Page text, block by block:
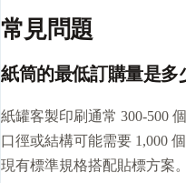
常見問題
紙筒的最低訂購量是多
紙罐客製印刷通常 300-500
口徑或結構可能需要 1,000
現有標準規格搭配貼標方案。